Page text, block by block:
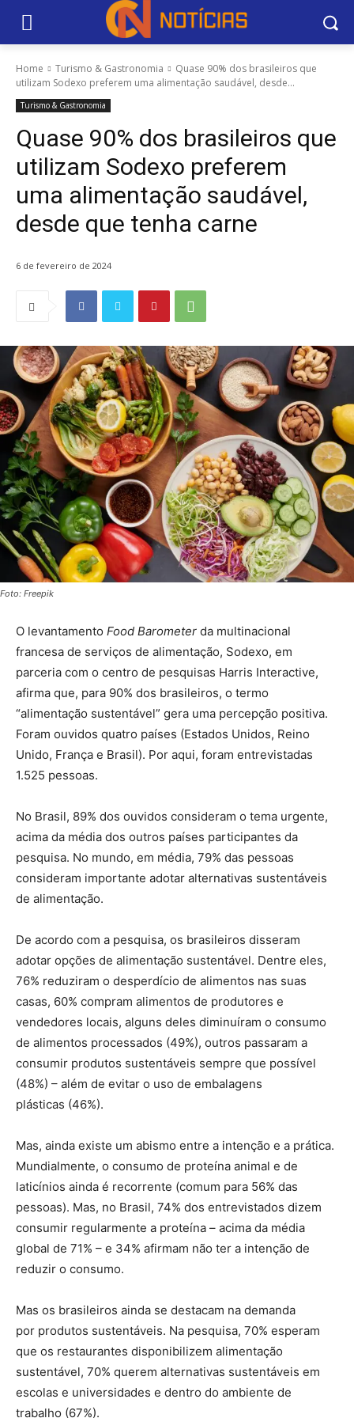
Home Turismo & Gastronomia
Quase 90% dos brasileiros que
utilizam Sodexo preferem uma alimentação saudável, desde...
Turismo & Gastronomia
Quase 90% dos brasileiros que
utilizam Sodexo preferem
uma alimentação saudável,
desde que tenha carne
6 de fevereiro de 2024
Foto: Freepik
O levantamento Food Barometer da multinacional
francesa de serviços de alimentação, Sodexo, em
parceria com o centro de pesquisas Harris Interactive,
afirma que, para 90% dos brasileiros, o termo
“alimentação sustentável” gera uma percepção positiva.
Foram ouvidos quatro países (Estados Unidos, Reino
Unido, França e Brasil). Por aqui, foram entrevistadas
1.525 pessoas.
No Brasil, 89% dos ouvidos consideram o tema urgente,
acima da média dos outros países participantes da
pesquisa. No mundo, em média, 79% das pessoas
consideram importante adotar alternativas sustentáveis
de alimentação.
De acordo com a pesquisa, os brasileiros disseram
adotar opções de alimentação sustentável. Dentre eles,
76% reduziram o desperdício de alimentos nas suas
casas, 60% compram alimentos de produtores e
vendedores locais, alguns deles diminuíram o consumo
de alimentos processados (49%), outros passaram a
consumir produtos sustentáveis sempre que possível
(48%) – além de evitar o uso de embalagens
plásticas (46%).
Mas, ainda existe um abismo entre a intenção e a prática.
Mundialmente, o consumo de proteína animal e de
laticínios ainda é recorrente (comum para 56% das
pessoas). Mas, no Brasil, 74% dos entrevistados dizem
consumir regularmente a proteína – acima da média
global de 71% – e 34% afirmam não ter a intenção de
reduzir o consumo.
Mas os brasileiros ainda se destacam na demanda
por produtos sustentáveis. Na pesquisa, 70% esperam
que os restaurantes disponibilizem alimentação
sustentável, 70% querem alternativas sustentáveis em
escolas e universidades e dentro do ambiente de
trabalho (67%).